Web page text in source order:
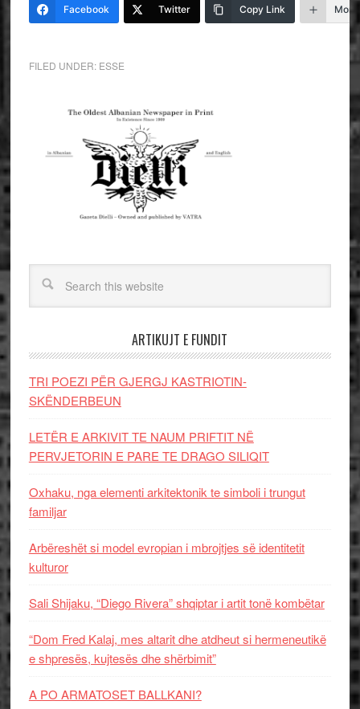
Facebook Twitter Copy Link More
FILED UNDER: ESSE
ARTIKUJT E FUNDIT
TRI POEZI PËR GJERGJ KASTRIOTIN-
SKËNDERBEUN
LETËR E ARKIVIT TE NAUM PRIFTIT NË
PERVJETORIN E PARE TE DRAGO SILIQIT
Oxhaku, nga elementi arkitektonik te simboli i trungut
familjar
Arbëreshët si model evropian i mbrojtjes së identitetit
kulturor
Sali Shijaku, “Diego Rivera” shqiptar i artit tonë kombëtar
“Dom Fred Kalaj, mes altarit dhe atdheut si hermeneutikë
e shpresës, kujtesës dhe shërbimit”
A PO ARMATOSET BALLKANI?